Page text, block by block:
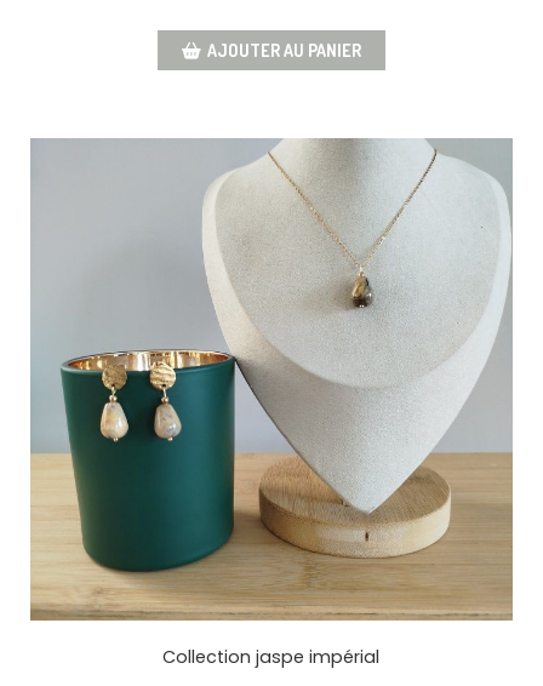
AJOUTER AU PANIER
Collection jaspe impérial